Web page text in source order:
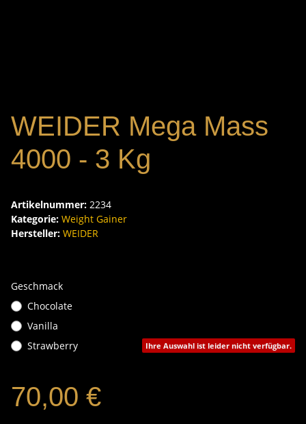
WEIDER Mega Mass
4000 - 3 Kg
Artikelnummer: 2234
Kategorie: Weight Gainer
Hersteller: WEIDER
Geschmack
Chocolate
Vanilla
Strawberry
Ihre Auswahl ist leider nicht verfügbar.
70,00 €